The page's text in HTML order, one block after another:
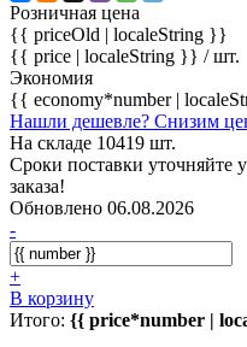
Розничная цена
{{ priceOld | localeString }}
{{ price | localeString }} / шт.
Экономия
{{ economy*number |
Нашли дешевле? Снизим
На складе 10419 шт.
Сроки поставки уточняйте
заказа!
Обновлено 06.08.2026
-
+
В корзину
Итого: {{ price*number |